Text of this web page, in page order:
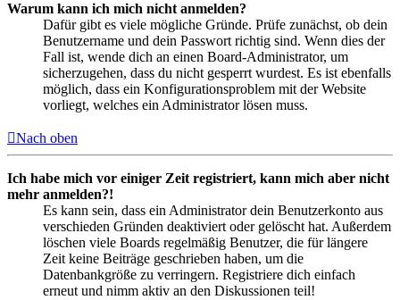
Warum kann ich mich nicht anmelden?
Dafür gibt es viele mögliche Gründe. Prüfe zunächst, ob dein
Benutzername und dein Passwort richtig sind. Wenn dies der
Fall ist, wende dich an einen Board-Administrator, um
sicherzugehen, dass du nicht gesperrt wurdest. Es ist ebenfalls
möglich, dass ein Konfigurationsproblem mit der Website
vorliegt, welches ein Administrator lösen muss.
Nach oben
Ich habe mich vor einiger Zeit registriert, kann mich aber nicht
mehr anmelden?!
Es kann sein, dass ein Administrator dein Benutzerkonto aus
verschieden Gründen deaktiviert oder gelöscht hat. Außerdem
löschen viele Boards regelmäßig Benutzer, die für längere
Zeit keine Beiträge geschrieben haben, um die
Datenbankgröße zu verringern. Registriere dich einfach
erneut und nimm aktiv an den Diskussionen teil!